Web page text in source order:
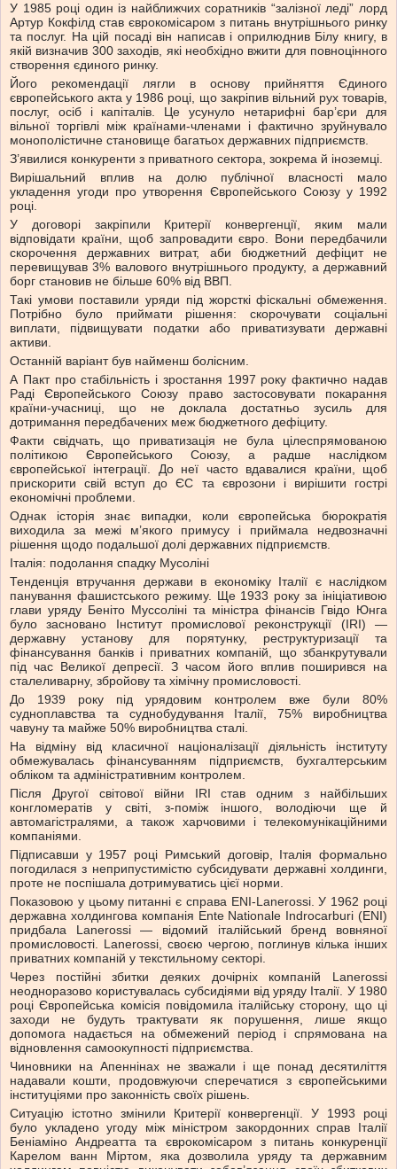
У 1985 році один із найближчих соратників “залізної леді” лорд
Артур Кокфілд став єврокомісаром з питань внутрішнього ринку
та послуг. На цій посаді він написав і оприлюднив Білу книгу, в
якій визначив 300 заходів, які необхідно вжити для повноцінного
створення єдиного ринку.
Його рекомендації лягли в основу прийняття Єдиного
європейського акта у 1986 році, що закріпив вільний рух товарів,
послуг, осіб і капіталів. Це усунуло нетарифні бар’єри для
вільної торгівлі між країнами-членами і фактично зруйнувало
монополістичне становище багатьох державних підприємств.
З’явилися конкуренти з приватного сектора, зокрема й іноземці.
Вирішальний вплив на долю публічної власності мало
укладення угоди про утворення Європейського Союзу у 1992
році.
У договорі закріпили Критерії конвергенції, яким мали
відповідати країни, щоб запровадити євро. Вони передбачили
скорочення державних витрат, аби бюджетний дефіцит не
перевищував 3% валового внутрішнього продукту, а державний
борг становив не більше 60% від ВВП.
Такі умови поставили уряди під жорсткі фіскальні обмеження.
Потрібно було приймати рішення: скорочувати соціальні
виплати, підвищувати податки або приватизувати державні
активи.
Останній варіант був найменш болісним.
А Пакт про стабільність і зростання 1997 року фактично надав
Раді Європейського Союзу право застосовувати покарання
країни-учасниці, що не доклала достатньо зусиль для
дотримання передбачених меж бюджетного дефіциту.
Факти свідчать, що приватизація не була цілеспрямованою
політикою Європейського Союзу, а радше наслідком
європейської інтеграції. До неї часто вдавалися країни, щоб
прискорити свій вступ до ЄС та єврозони і вирішити гострі
економічні проблеми.
Однак історія знає випадки, коли європейська бюрократія
виходила за межі м’якого примусу і приймала недвозначні
рішення щодо подальшої долі державних підприємств.
Італія: подолання спадку Мусоліні
Тенденція втручання держави в економіку Італії є наслідком
панування фашистського режиму. Ще 1933 року за ініціативою
глави уряду Беніто Муссоліні та міністра фінансів Гвідо Юнга
було засновано Інститут промислової реконструкції (IRI) —
державну установу для порятунку, реструктуризації та
фінансування банків і приватних компаній, що збанкрутували
під час Великої депресії. З часом його вплив поширився на
сталеливарну, збройову та хімічну промисловості.
До 1939 року під урядовим контролем вже були 80%
судноплавства та суднобудування Італії, 75% виробництва
чавуну та майже 50% виробництва сталі.
На відміну від класичної націоналізації діяльність інституту
обмежувалась фінансуванням підприємств, бухгалтерським
обліком та адміністративним контролем.
Після Другої світової війни IRI став одним з найбільших
конгломератів у світі, з-поміж іншого, володіючи ще й
автомагістралями, а також харчовими і телекомунікаційними
компаніями.
Підписавши у 1957 році Римський договір, Італія формально
погодилася з неприпустимістю субсидувати державні холдинги,
проте не поспішала дотримуватись цієї норми.
Показовою у цьому питанні є справа ENI-Lanerossi. У 1962 році
державна холдингова компанія Ente Nationale Indrocarburi (ENI)
придбала Lanerossi — відомий італійський бренд вовняної
промисловості. Lanerossi, своєю чергою, поглинув кілька інших
приватних компаній у текстильному секторі.
Через постійні збитки деяких дочірніх компаній Lanerossi
неодноразово користувалась субсидіями від уряду Італії. У 1980
році Європейська комісія повідомила італійську сторону, що ці
заходи не будуть трактувати як порушення, лише якщо
допомога надається на обмежений період і спрямована на
відновлення самоокупності підприємства.
Чиновники на Апеннінах не зважали і ще понад десятиліття
надавали кошти, продовжуючи сперечатися з європейськими
інституціями про законність своїх рішень.
Ситуацію істотно змінили Критерії конвергенції. У 1993 році
було укладено угоду між міністром закордонних справ Італії
Беніаміно Андреатта та єврокомісаром з питань конкуренції
Карелом ванн Міртом, яка дозволила уряду та державним